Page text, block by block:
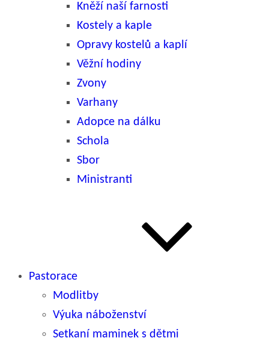
Kněží naší farnosti
Kostely a kaple
Opravy kostelů a kaplí
Věžní hodiny
Zvony
Varhany
Adopce na dálku
Schola
Sbor
Ministranti
Pastorace
Modlitby
Výuka náboženství
Setkaní maminek s dětmi